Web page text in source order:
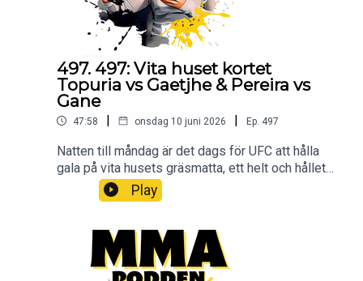
497. 497: Vita huset kortet
Topuria vs Gaetjhe & Pereira vs
Gane
47:58 | onsdag 10 juni 2026 | Ep. 497
Natten till måndag är det dags för UFC att hålla
gala på vita husets gräsmatta, ett helt och hållet
icke politiskt event enligt Dana White. här får ni
höra mina åsikter om det politiska eller icke
Patreon och lyssna på podden utan stimreklam,
och få tillgång till exklusiva avsnitt MMA-Podden
PatreonSwish: 12 34 15 30 29Har du ett företag
Play